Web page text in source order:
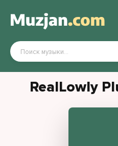
RealLowly